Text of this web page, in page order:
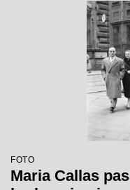
FOTO
Maria Callas